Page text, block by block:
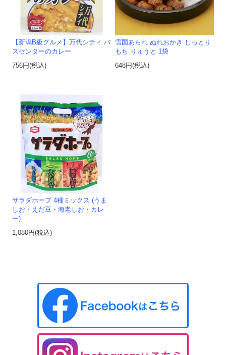
【新潟B級グルメ】万代シティ バ
スセンターのカレー
756円(税込)
雪国あられ ぬれおかき しっとり
もち りゅうと 1袋
648円(税込)
サラダホープ 4種ミックス (うま
しお・えだ豆・海老しお・カレ
ー)
1,080円(税込)